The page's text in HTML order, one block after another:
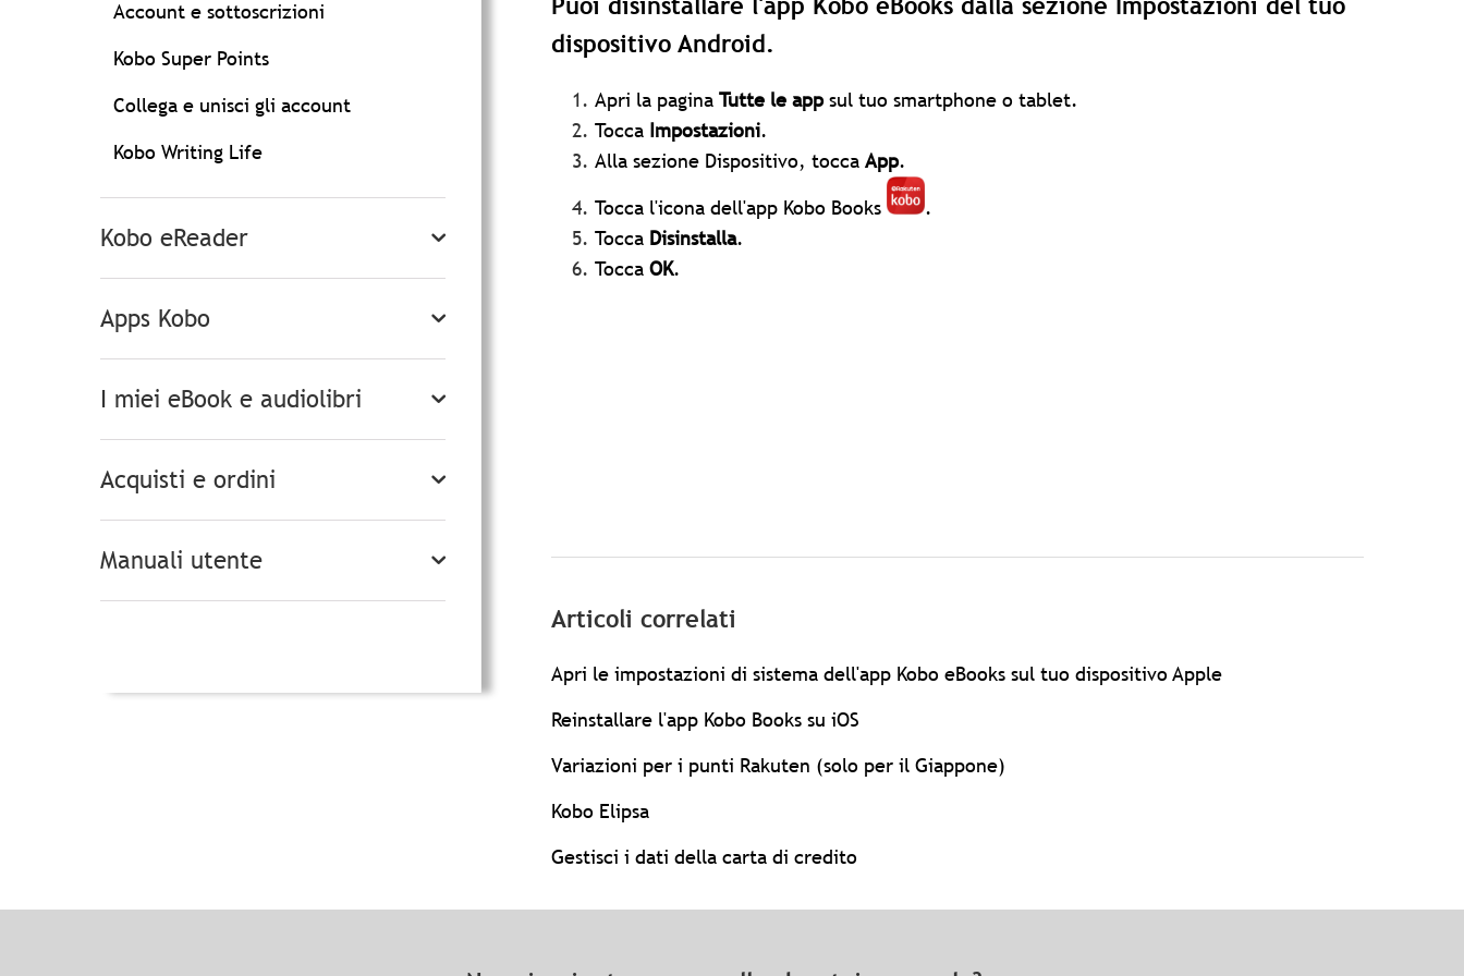
Account e sottoscrizioni
Kobo Super Points
Collega e unisci gli account
Kobo Writing Life
Kobo eReader
Apps Kobo
I miei eBook e audiolibri
Acquisti e ordini
Manuali utente
Puoi disinstallare l'app Kobo eBooks dalla sezione Impostazioni del tuo
dispositivo Android.
Apri la pagina Tutte le appsul tuo smartphone o tablet.
Tocca Impostazioni.
Alla sezione Dispositivo, tocca App.
Tocca l'icona dell'app Kobo Books
.
Tocca Disinstalla.
Tocca OK.
Articoli correlati
Apri le impostazioni di sistema dell'app Kobo eBooks sul tuo dispositivo Apple
Reinstallare l'app Kobo Books su iOS
Variazioni per i punti Rakuten (solo per il Giappone)
Kobo Elipsa
Gestisci i dati della carta di credito